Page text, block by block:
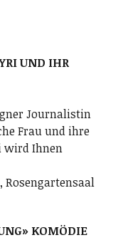
UND IHR
Journalistin
Frau und ihre
wird Ihnen
Rosengartensaal
KOMÖDIE